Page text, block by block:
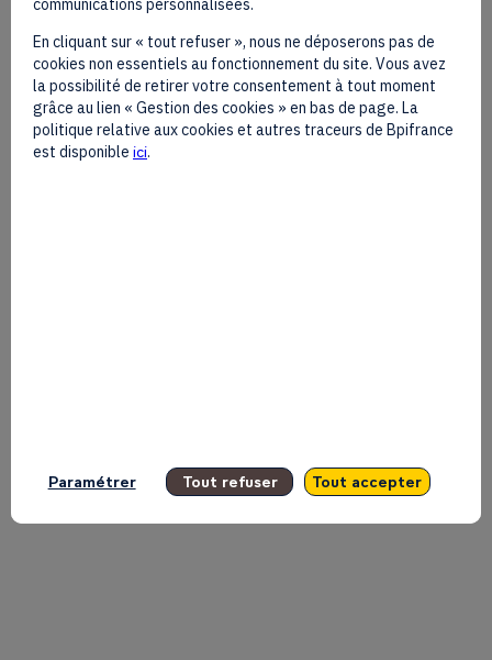
entre
la
indien
et
communications personnalisées.
En cliquant sur « tout refuser », nous ne déposerons pas de
cookies non essentiels au fonctionnement du site. Vous avez
la possibilité de retirer votre consentement à tout moment
grâce au lien « Gestion des cookies » en bas de page. La
politique relative aux cookies et autres traceurs de Bpifrance
est disponible ici.
Paramétrer Tout refuser Tout accepter